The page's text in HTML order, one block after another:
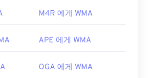
definition/12636/
iOS Google Android,Windows
Console을사용해 보세요.
M4R 에게 WMA
APE 에게 WMA
OGA 에게 WMA